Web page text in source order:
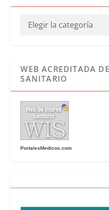
WEB ACREDITADA
SANITARIO
PortalesMedicos.com